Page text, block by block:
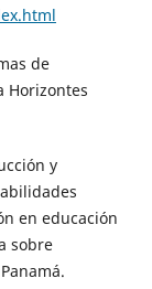
de
Horizontes
y
en educación
sobre